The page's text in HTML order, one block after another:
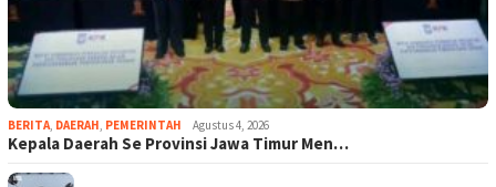
BERITA, DAERAH, PEMERINTAH Agustus 4, 2026
Kepala Daerah Se Provinsi Jawa Timur Men…